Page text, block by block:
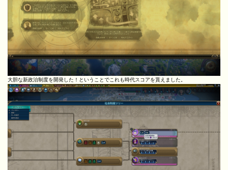
大胆な新政治制度を開発した！ということでこれも時代スコアを貰えました。